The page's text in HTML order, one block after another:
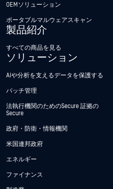
OEMソリューション
ポータブルマルウェアスキャン
製品紹介
すべての商品を見る
ソリューション
AIや分析を支えるデータを保護する
パッチ管理
法執行機関のためのSecure 証拠の
Secure
政府・防衛・情報機関
米国連邦政府
エネルギー
ファイナンス